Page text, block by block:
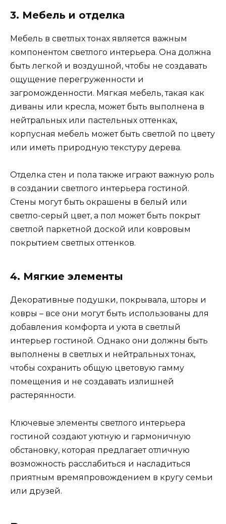
3. Мебель и отделка
Мебель в светлых тонах является важным
компонентом светлого интерьера. Она должна
быть легкой и воздушной, чтобы не создавать
ощущение перегруженности и
загроможденности. Мягкая мебель, такая как
диваны или кресла, может быть выполнена в
нейтральных или пастельных оттенках,
корпусная мебель может быть светлой по цвету
или иметь природную текстуру дерева.
Отделка стен и пола также играют важную роль
в создании светлого интерьера гостиной.
Стены могут быть окрашены в белый или
светло-серый цвет, а пол может быть покрыт
светлой паркетной доской или ковровым
покрытием светлых оттенков.
4. Мягкие элементы
Декоративные подушки, покрывала, шторы и
ковры – все они могут быть использованы для
добавления комфорта и уюта в светлый
интерьер гостиной. Однако они должны быть
выполнены в светлых и нейтральных тонах,
чтобы сохранить общую цветовую гамму
помещения и не создавать излишней
растерянности.
Ключевые элементы светлого интерьера
гостиной создают уютную и гармоничную
обстановку, которая предлагает отличную
возможность расслабиться и насладиться
приятным времяпровождением в кругу семьи
или друзей.